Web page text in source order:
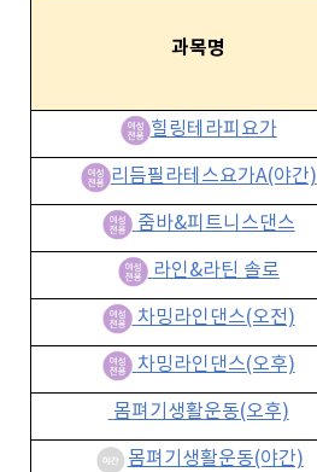
과목명
힐링테라피요가
리듬필라테스요가A(야간)
줌바&피트니스댄스
라인&라틴 솔로
차밍라인댄스(오전)
차밍라인댄스(오후)
몸펴기생활운동(오후)
몸펴기생활운동(야간)